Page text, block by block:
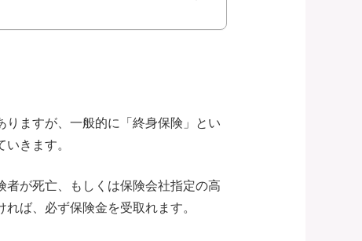
ますが、一般的に「終身保険」とい
きます。
が死亡、もしくは保険会社指定の高
ば、必ず保険金を受取れます。